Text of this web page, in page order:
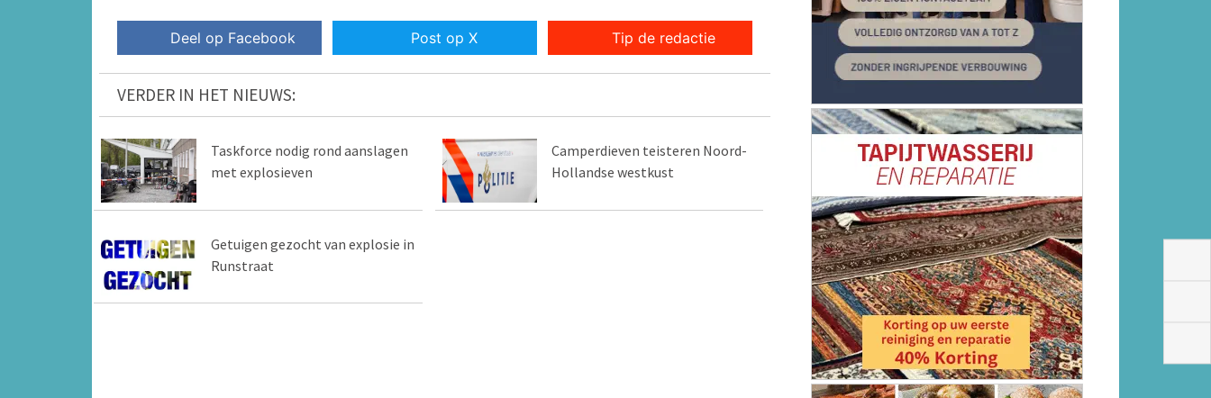
Deel op Facebook Post op X Tip de redactie
VERDER IN HET NIEUWS:
Taskforce nodig rond aanslagen
met explosieven
Camperdieven teisteren Noord-
Hollandse westkust
Getuigen gezocht van explosie in
Runstraat